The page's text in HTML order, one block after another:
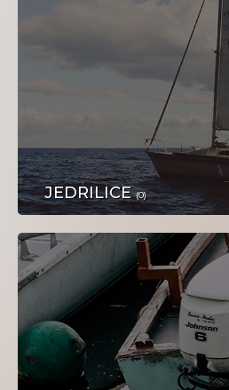
POSAO
TURIZAM
JEDRILICE(0)